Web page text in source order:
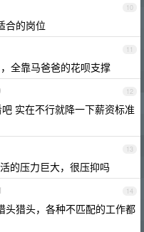
10
合的岗位
11
全靠马爸爸的花呗支撑
12
实在不行就降一下薪资标准
13
的压力巨大，很压抑吗
14
头猎头，各种不匹配的工作都